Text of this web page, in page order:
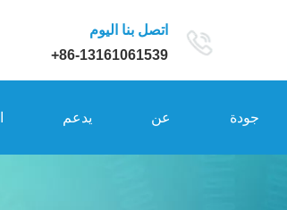
اتصل بنا اليوم
86-13161061539+
جودة عن يدعم